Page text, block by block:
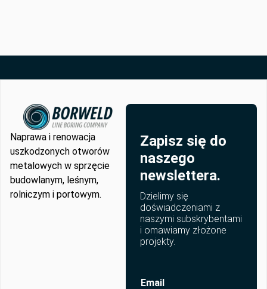
Naprawa i renowacja
uszkodzonych otworów
metalowych w sprzęcie
budowlanym, leśnym,
rolniczym i portowym.
Zapisz się do
naszego
newslettera.
Dzielimy się
doświadczeniami z
naszymi subskrybentami
i omawiamy złożone
projekty.
Email